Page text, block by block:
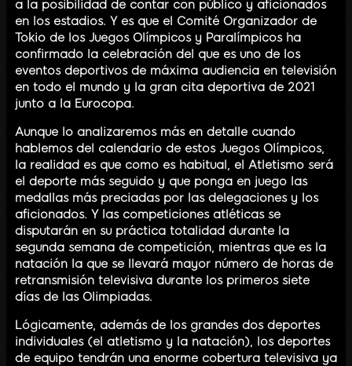
a la posibilidad de contar con público y aficionados
en los estadios. Y es que el Comité Organizador de
Tokio de los Juegos Olímpicos y Paralímpicos ha
confirmado la celebración del que es uno de los
eventos deportivos de máxima audiencia en televisión
en todo el mundo y la gran cita deportiva de 2021
junto a la Eurocopa.
Aunque lo analizaremos más en detalle cuando
hablemos del calendario de estos Juegos Olímpicos,
la realidad es que como es habitual, el Atletismo será
el deporte más seguido y que ponga en juego las
medallas más preciadas por las delegaciones y los
aficionados. Y las competiciones atléticas se
disputarán en su práctica totalidad durante la
segunda semana de competición, mientras que es la
natación la que se llevará mayor número de horas de
retransmisión televisiva durante los primeros siete
días de las Olimpiadas.
Lógicamente, además de los grandes dos deportes
individuales (el atletismo y la natación), los deportes
de equipo tendrán una enorme cobertura televisiva ya